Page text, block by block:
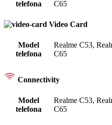
telefona
C65
Video Card
Model
telefona
Realme C53,
C65
Connectivity
Model
telefona
Realme C53,
C65